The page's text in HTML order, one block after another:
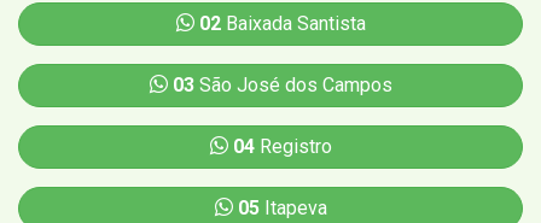
02Baixada Santista
03São José dos Campos
04Registro
05Itapeva